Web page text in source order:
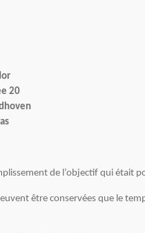
20
de l’objectif qui était
être conservées que le